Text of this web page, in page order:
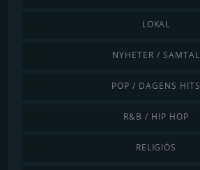
LOKAL
NYHETER / SAMTAL
POP / DAGENS HITS
R&B / HIP HOP
RELIGIÖS